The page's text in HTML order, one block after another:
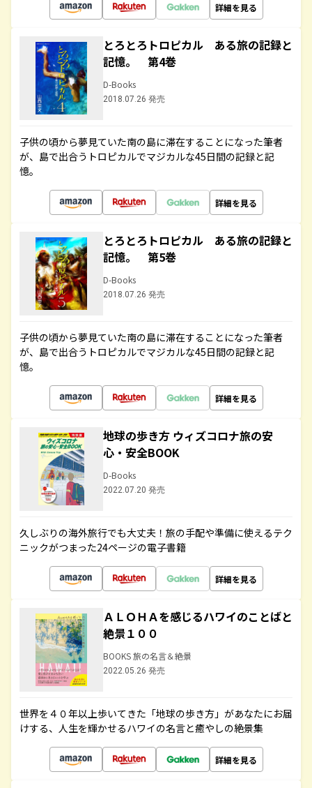
詳細を見る
とろとろトロピカル ある旅の記録と
記憶。 第4巻
D-Books
2018.07.26 発売
子供の頃から夢見ていた南の島に滞在することになった筆者
が、島で出合うトロピカルでマジカルな45日間の記録と記
憶。
詳細を見る
とろとろトロピカル ある旅の記録と
記憶。 第5巻
D-Books
2018.07.26 発売
子供の頃から夢見ていた南の島に滞在することになった筆者
が、島で出合うトロピカルでマジカルな45日間の記録と記
憶。
詳細を見る
地球の歩き方 ウィズコロナ旅の安
心・安全BOOK
D-Books
2022.07.20 発売
久しぶりの海外旅行でも大丈夫！旅の手配や準備に使えるテク
ニックがつまった24ページの電子書籍
詳細を見る
ＡＬＯＨＡを感じるハワイのことばと
絶景１００
BOOKS 旅の名言＆絶景
2022.05.26 発売
世界を４０年以上歩いてきた「地球の歩き方」があなたにお届
けする、人生を輝かせるハワイの名言と癒やしの絶景集
詳細を見る